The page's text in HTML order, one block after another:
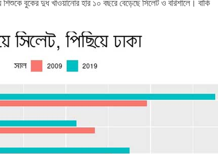
শিশুকে বুকের দুধ খাওয়ানোর হার ১০ বছরে বেড়েছে সিলেট ও বরিশালে। বাকি